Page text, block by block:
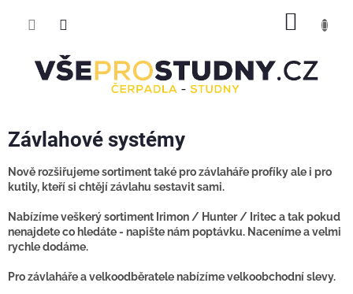
Závlahové systémy
Nově rozšiřujeme sortiment také pro závlaháře profíky ale i pro
kutily, kteří si chtějí závlahu sestavit sami.
Nabízíme veškerý sortiment Irimon / Hunter / Iritec a tak pokud
nenajdete co hledáte - napište nám poptávku. Naceníme a velmi
rychle dodáme.
Pro závlaháře a velkoodběratele nabízíme velkoobchodní slevy.